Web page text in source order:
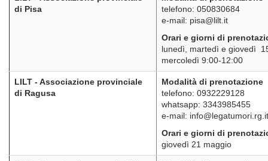
di Pisa
telefono: 050830684
e-mail: pisa@lilt.it
Orari e giorni di
lunedì, martedì e giovedì
mercoledì 9:00-12:00
LILT - Associazione provinciale
di Ragusa
Modalità di prenotazione
telefono: 0932229128
whatsapp: 3343985455
e-mail: info@legatumori.rg.it
Orari e giorni di
giovedì 21 maggio